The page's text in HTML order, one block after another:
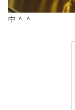
中＾＾